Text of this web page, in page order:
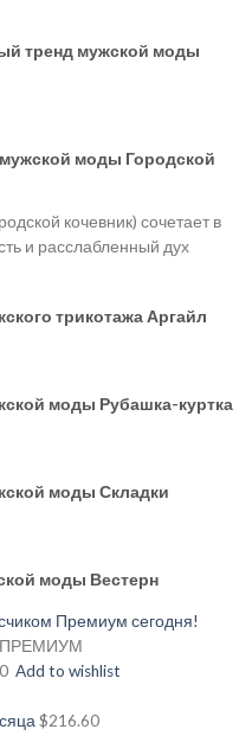
тренд мужской моды
моды Городской
кочевник) сочетает в
и расслабленный дух
трикотажа Аргайл
моды Рубашка-куртка
моды Складки
моды Вестерн
Премиум сегодня!
ПРЕМИУМ
Add to wishlist
$216.60